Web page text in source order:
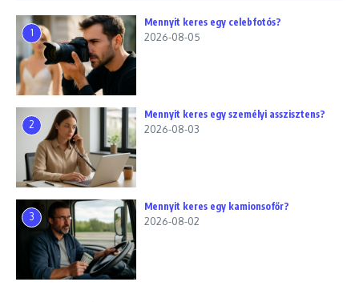
1
Mennyit keres egy celebfotós?
2026-08-05
2
Mennyit keres egy személyi asszisztens?
2026-08-03
3
Mennyit keres egy kamionsofőr?
2026-08-02